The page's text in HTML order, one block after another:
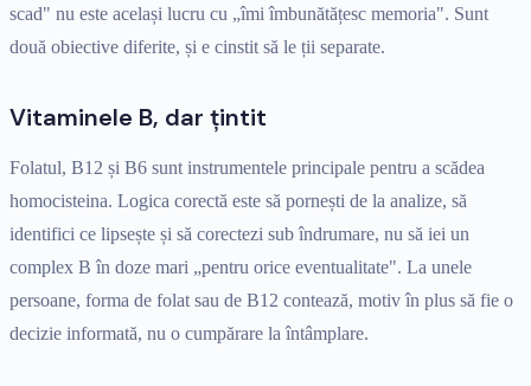
scad" nu este același lucru cu „îmi îmbunătățesc memoria". Sunt
două obiective diferite, și e cinstit să le ții separate.
Vitaminele B, dar țintit
Folatul, B12 și B6 sunt instrumentele principale pentru a scădea
homocisteina. Logica corectă este să pornești de la analize, să
identifici ce lipsește și să corectezi sub îndrumare, nu să iei un
complex B în doze mari „pentru orice eventualitate". La unele
persoane, forma de folat sau de B12 contează, motiv în plus să fie o
decizie informată, nu o cumpărare la întâmplare.